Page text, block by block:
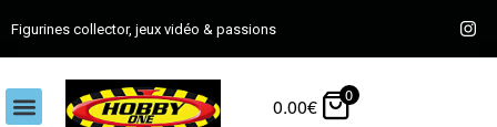
Figurines collector, jeux vidéo & passions
0.00€ 0